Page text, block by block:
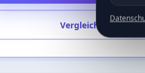
Vergleichen